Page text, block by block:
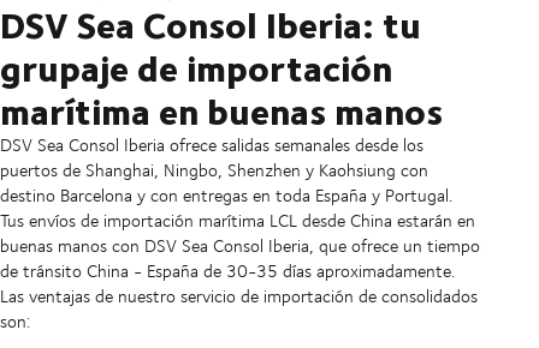
DSV Sea Consol Iberia: tu
grupaje de importación
marítima en buenas manos
DSV Sea Consol Iberia ofrece salidas semanales desde los
puertos de Shanghai, Ningbo, Shenzhen y Kaohsiung con
destino Barcelona y con entregas en toda España y Portugal.
Tus envíos de importación marítima LCL desde China estarán en
buenas manos con DSV Sea Consol Iberia, que ofrece un tiempo
de tránsito China - España de 30-35 días aproximadamente.
Las ventajas de nuestro servicio de importación de consolidados
son: